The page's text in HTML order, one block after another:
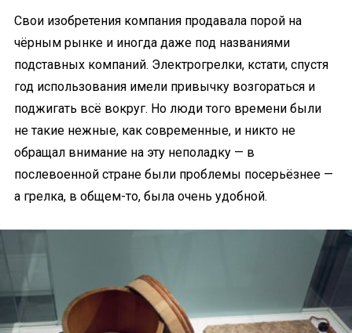
Свои изобретения компания продавала порой на
чёрным рынке и иногда даже под названиями
подставных компаний. Электрогрелки, кстати, спустя
год использования имели привычку возгораться и
поджигать всё вокруг. Но люди того времени были
не такие нежные, как современные, и никто не
обращал внимание на эту неполадку — в
послевоенной стране были проблемы посерьёзнее —
а грелка, в общем-то, была очень удобной.